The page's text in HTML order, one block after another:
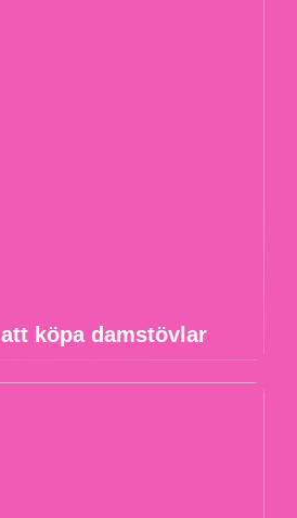
köpa damstövlar